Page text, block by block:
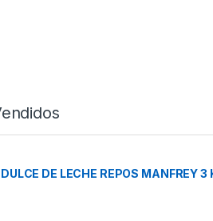
DULCE DE LECHE REPOS MANFREY 3